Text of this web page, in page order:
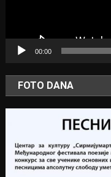
00:00
FOTO DANA